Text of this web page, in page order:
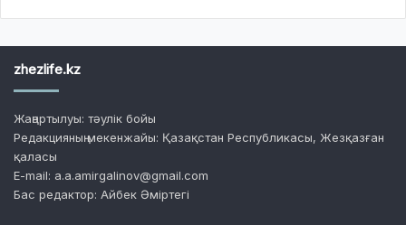
zhezlife.kz
Жаңартылуы: тәулік бойы
Редакцияның мекенжайы: Қазақстан Республикасы, Жезқазған
қаласы
E-mail: a.a.amirgalinov@gmail.com
Бас редактор: Айбек Әміртегі